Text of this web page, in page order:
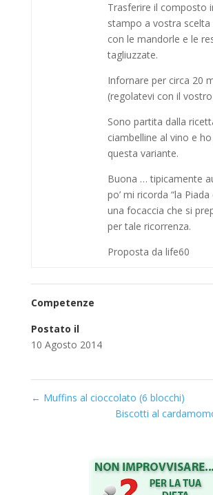
Trasferire il composto
stampo a vostra scelta
con le mandorle e le
tagliuzzate.
Infornare per circa 20
(regolatevi con il
Sono partita dalla
ciambelline al vino e
questa variante.
Buona … tipicamente
po’ mi ricorda “la
una focaccia che si
per tale ricorrenza.
Proposta da life60
Competenze
Postato il
10 Agosto 2014
← Muffins al cioccolato (6 blocchi)
Biscotti al